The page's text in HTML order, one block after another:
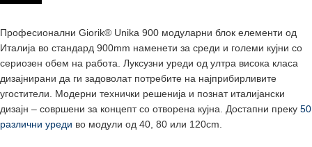
Професионални Giorik® Unika 900 модуларни блок елементи од
Италија во стандард 900mm наменети за среди и големи кујни со
сериозен обем на работа. Луксузни уреди од ултра висока класа
дизајнирани да ги задоволат потребите на најприбирливите
угостители. Модерни технички решенија и познат италијански
дизајн – совршени за концепт со отворена кујна. Достапни преку 50
различни уреди во модули од 40, 80 или 120cm.